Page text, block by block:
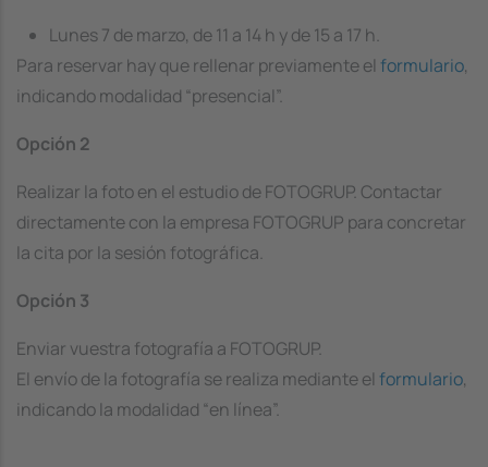
Lunes 7 de marzo, de 11 a 14 h y de 15 a 17 h.
Para reservar hay que rellenar previamente el formulario,
indicando modalidad “presencial”.
Opción 2
Realizar la foto en el estudio de FOTOGRUP. Contactar
directamente con la empresa FOTOGRUP para concretar
la cita por la sesión fotográfica.
Opción 3
Enviar vuestra fotografía a FOTOGRUP.
El envío de la fotografía se realiza mediante el formulario,
indicando la modalidad “en línea”.